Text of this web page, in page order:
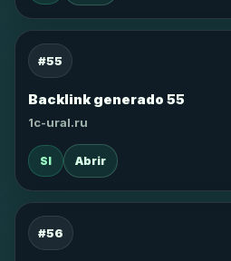
#55
Backlink generado 55
1c-ural.ru
SI Abrir
#56